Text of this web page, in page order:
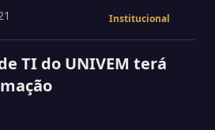
Institucional
TI do UNIVEM terá